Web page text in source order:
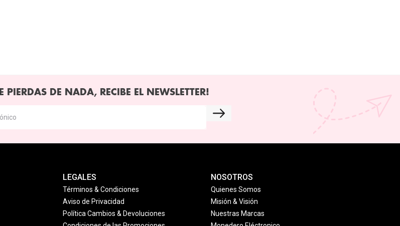
PIERDAS DE NADA, RECIBE EL NEWSLETTER!
LEGALES
Términos & Condiciones
Aviso de Privacidad
Política Cambios & Devoluciones
NOSOTROS
Quienes Somos
Misión & Visión
Nuestras Marcas